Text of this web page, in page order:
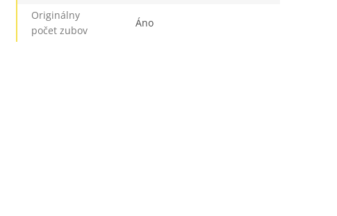
Originálny
počet zubov
Áno